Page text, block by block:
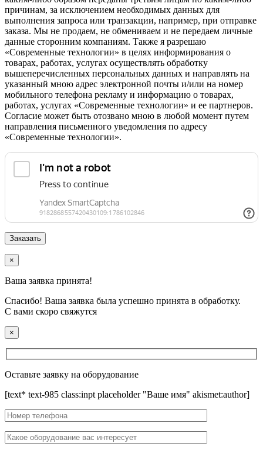
причинам, за исключением необходимых данных для
выполнения запроса или транзакции, например, при отправке
заказа. Мы не продаем, не обмениваем и не передаем личные
данные сторонним компаниям. Также я разрешаю
«Современные технологии» в целях информирования о
товарах, работах, услугах осуществлять обработку
вышеперечисленных персональных данных и направлять на
указанный мною адрес электронной почты и/или на номер
мобильного телефона рекламу и информацию о товарах,
работах, услугах «Современные технологии» и ее партнеров.
Согласие может быть отозвано мною в любой момент путем
направления письменного уведомления по адресу
«Современные технологии».
×
Ваша заявка принята!
Спасибо! Ваша заявка была успешно принята в обработку.
С вами скоро свяжутся
×
Оставьте заявку на оборудование
[text* text-985 class:inpt placeholder "Ваше имя" akismet:author]